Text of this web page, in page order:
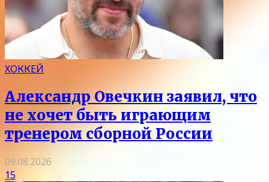
ХОККЕЙ
Александр Овечкин заявил, что
не хочет быть играющим
тренером сборной России
09.08.2026
15